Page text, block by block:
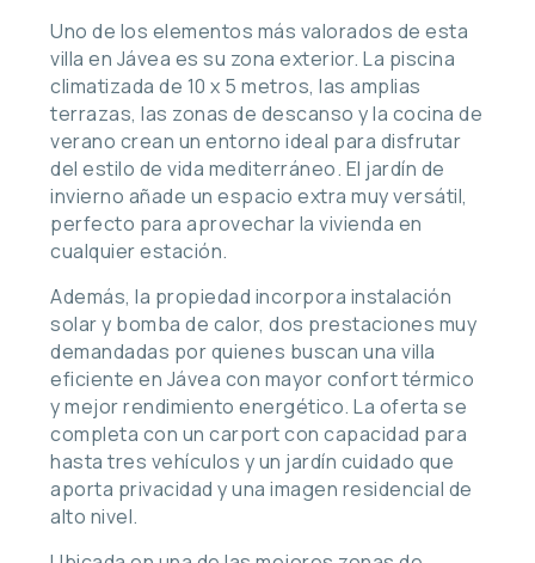
Uno de los elementos más valorados de esta
villa en Jávea es su zona exterior. La piscina
climatizada de 10 x 5 metros, las amplias
terrazas, las zonas de descanso y la cocina de
verano crean un entorno ideal para disfrutar
del estilo de vida mediterráneo. El jardín de
invierno añade un espacio extra muy versátil,
perfecto para aprovechar la vivienda en
cualquier estación.
Además, la propiedad incorpora instalación
solar y bomba de calor, dos prestaciones muy
demandadas por quienes buscan una villa
eficiente en Jávea con mayor confort térmico
y mejor rendimiento energético. La oferta se
completa con un carport con capacidad para
hasta tres vehículos y un jardín cuidado que
aporta privacidad y una imagen residencial de
alto nivel.